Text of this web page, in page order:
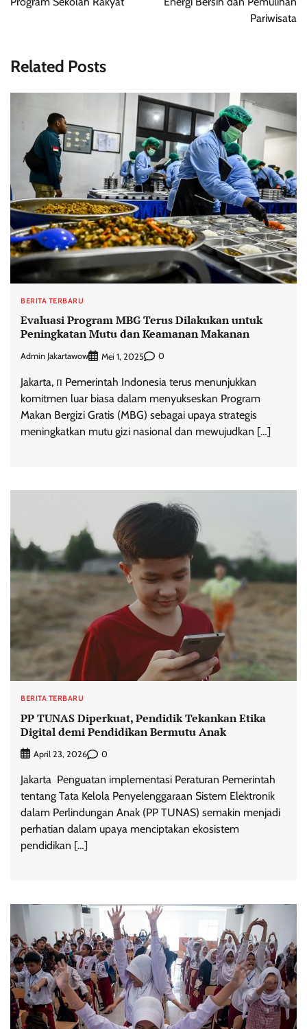
Pariwisata
Related Posts
BERITA TERBARU
Evaluasi Program MBG Terus Dilakukan untuk
Peningkatan Mutu dan Keamanan Makanan
Admin Jakartawow Mei 1, 2025 0
Jakarta, п Pemerintah Indonesia terus menunjukkan
komitmen luar biasa dalam menyukseskan Program
Makan Bergizi Gratis (MBG) sebagai upaya strategis
meningkatkan mutu gizi nasional dan mewujudkan […]
BERITA TERBARU
PP TUNAS Diperkuat, Pendidik Tekankan Etika
Digital demi Pendidikan Bermutu Anak
April 23, 2026 0
Jakarta  Penguatan implementasi Peraturan Pemerintah
tentang Tata Kelola Penyelenggaraan Sistem Elektronik
dalam Perlindungan Anak (PP TUNAS) semakin menjadi
perhatian dalam upaya menciptakan ekosistem
pendidikan […]